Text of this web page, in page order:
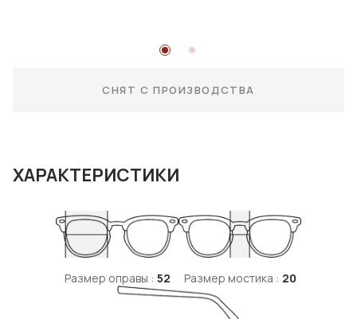
СНЯТ С ПРОИЗВОДСТВА
ХАРАКТЕРИСТИКИ
Размер оправы : 52 Размер мостика : 20